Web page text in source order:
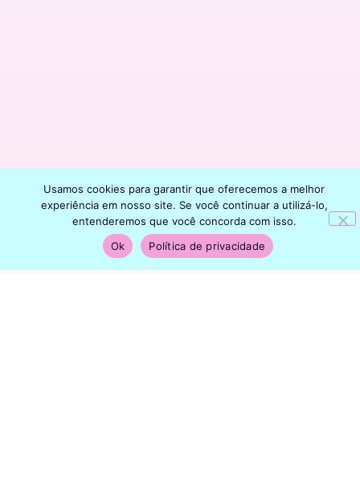
Usamos cookies para garantir que oferecemos a melhor
experiência em nosso site. Se você continuar a utilizá-lo,
entenderemos que você concorda com isso.
Ok
Política de privacidade